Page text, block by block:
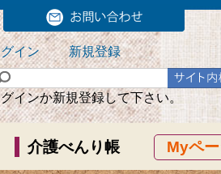
イン 新規登録
インか新規登録して下さい。
Myペ
介護べんり帳